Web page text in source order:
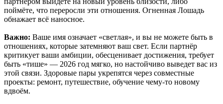
поймёте, что переросли эти отношения. Огненная Лошадь
обнажает всё наносное.
Важно: Ваше имя означает «светлая», и вы не можете быть в
отношениях, которые затемняют ваш свет. Если партнёр
критикует ваши амбиции, обесценивает достижения, требует
быть «тише» — 2026 год мягко, но настойчиво выведет вас из
этой связи. Здоровые пары укрепятся через совместные
проекты: ремонт, путешествие, обучение чему-то новому
вдвоём.